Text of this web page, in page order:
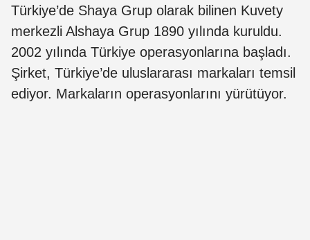
Türkiye’de Shaya Grup olarak bilinen Kuvety
merkezli Alshaya Grup 1890 yılında kuruldu.
2002 yılında Türkiye operasyonlarına başladı.
Şirket, Türkiye’de uluslararası markaları temsil
ediyor. Markaların operasyonlarını yürütüyor.